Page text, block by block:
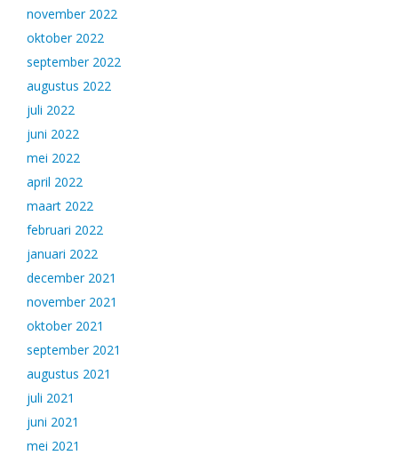
november 2022
oktober 2022
september 2022
augustus 2022
juli 2022
juni 2022
mei 2022
april 2022
maart 2022
februari 2022
januari 2022
december 2021
november 2021
oktober 2021
september 2021
augustus 2021
juli 2021
juni 2021
mei 2021